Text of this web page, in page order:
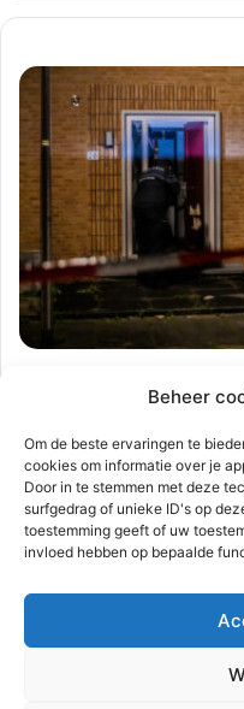
Beheer
Om de beste ervaringen te
cookies om informatie over je
Door in te stemmen met deze
surfgedrag of unieke ID's op
toestemming geeft of uw
invloed hebben op bepaalde
Zwaar vuurwerk
aan deur woning
aan den IJssel
Krimpen aan den IJssel –
zaterdagavond 30